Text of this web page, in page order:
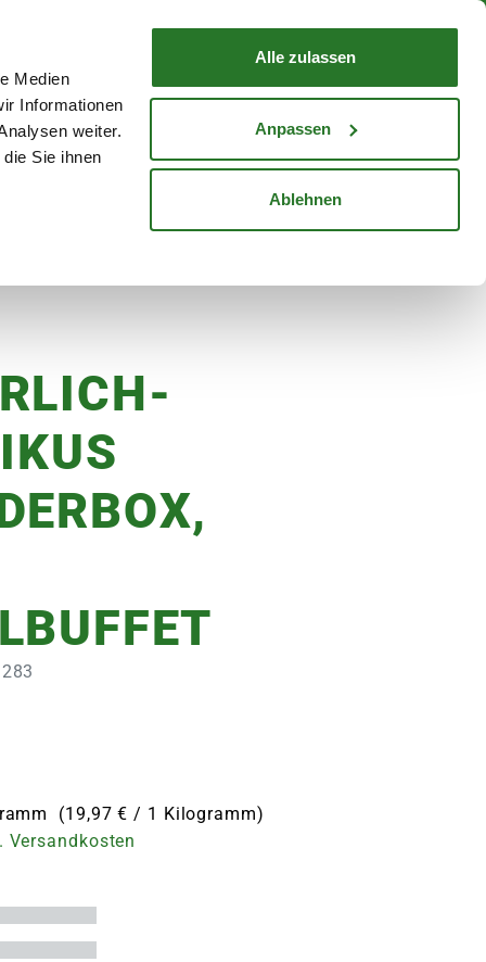
Medien
Informationen
weiter.
Sie ihnen
Alle zulassen
Anpassen
Ablehnen
Mein KontoStandorte
WARENKORB
Karriere
(19,97 € / 1 Kilogramm)
Versandkosten